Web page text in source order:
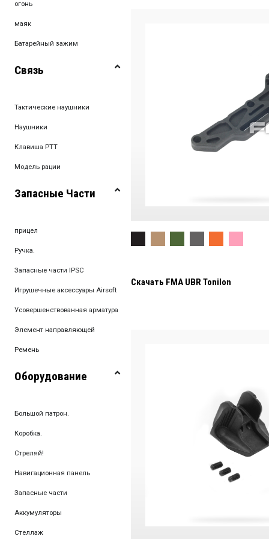
огонь
маяк
Батарейный зажим
Связь
Тактические наушники
Наушники
Клавиша PTT
Модель рации
Запасные Части
прицел
Ручка.
Запасные части IPSC
Игрушечные аксессуары Airsoft
Усовершенствованная арматура
Элемент направляющей
Ремень
Оборудование
Большой патрон.
Коробка.
Стреляй!
Навигационная панель
Запасные части
Аккумуляторы
Стеллаж
Скачать FMA UBR Tonilon